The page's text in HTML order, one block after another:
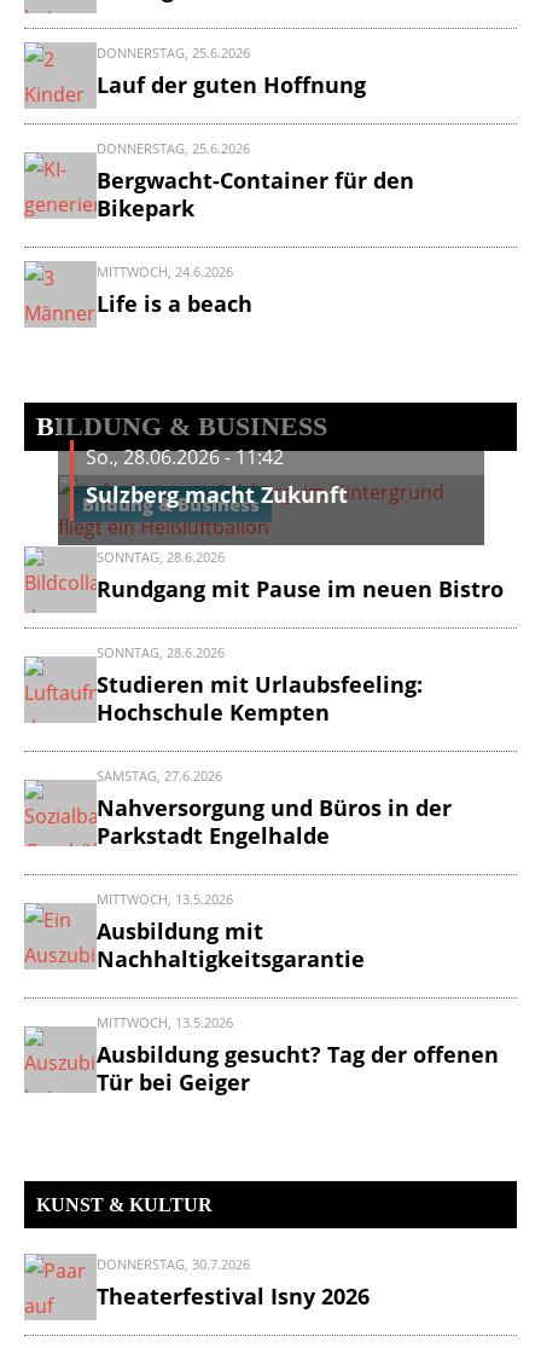
DONNERSTAG, 25.6.2026
Lauf der guten Hoffnung
DONNERSTAG, 25.6.2026
Bergwacht-Container für den
Bikepark
MITTWOCH, 24.6.2026
Life is a beach
BILDUNG & BUSINESS
Bildung & Business
So., 28.06.2026 - 11:42
Sulzberg macht Zukunft
SONNTAG, 28.6.2026
Rundgang mit Pause im neuen Bistro
SONNTAG, 28.6.2026
Studieren mit Urlaubsfeeling:
Hochschule Kempten
SAMSTAG, 27.6.2026
Nahversorgung und Büros in der
Parkstadt Engelhalde
MITTWOCH, 13.5.2026
Ausbildung mit
Nachhaltigkeitsgarantie
MITTWOCH, 13.5.2026
Ausbildung gesucht? Tag der offenen
Tür bei Geiger
PLANET
ALLGÄU
–
KUNST & KULTUR
DONNERSTAG, 30.7.2026
Theaterfestival Isny 2026